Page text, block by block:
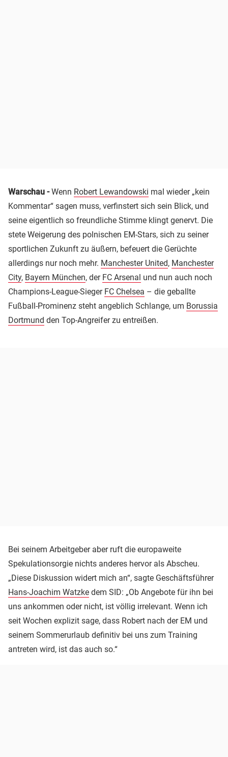
Warschau -Wenn Robert Lewandowski mal wieder „kein
Kommentar“ sagen muss, verfinstert sich sein Blick, und
seine eigentlich so freundliche Stimme klingt genervt. Die
stete Weigerung des polnischen EM-Stars, sich zu seiner
sportlichen Zukunft zu äußern, befeuert die Gerüchte
allerdings nur noch mehr. Manchester United, Manchester
City, Bayern München, der FC Arsenal und nun auch noch
Champions-League-Sieger FC Chelsea – die geballte
Fußball-Prominenz steht angeblich Schlange, um Borussia
Dortmund den Top-Angreifer zu entreißen.
Bei seinem Arbeitgeber aber ruft die europaweite
Spekulationsorgie nichts anderes hervor als Abscheu.
„Diese Diskussion widert mich an“, sagte Geschäftsführer
Hans-Joachim Watzke dem SID: „Ob Angebote für ihn bei
uns ankommen oder nicht, ist völlig irrelevant. Wenn ich
seit Wochen explizit sage, dass Robert nach der EM und
seinem Sommerurlaub definitiv bei uns zum Training
antreten wird, ist das auch so.“